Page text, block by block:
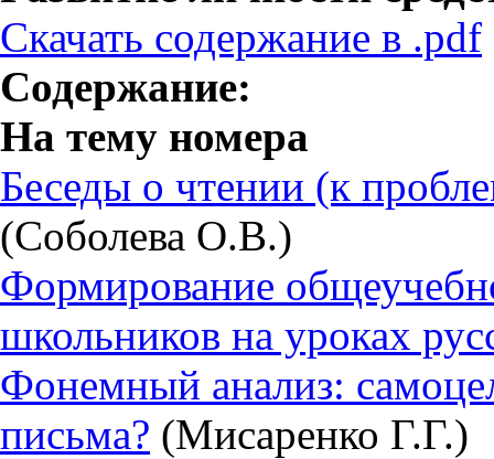
Скачать содержание в .pdf
Содержание:
На тему номера
Беседы о чтении (к
(Соболева О.В.)
Формирование
школьников на уроках
Фонемный анализ:
письма? (Мисаренко Г.Г.)